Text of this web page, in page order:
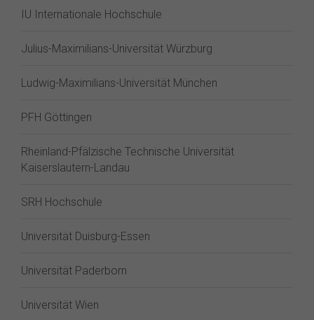
IU Internationale Hochschule
Julius-Maximilians-Universität Würzburg
Ludwig-Maximilians-Universität München
PFH Göttingen
Rheinland-Pfälzische Technische Universität
Kaiserslautern-Landau
SRH Hochschule
Universität Duisburg-Essen
Universität Paderborn
Universität Wien